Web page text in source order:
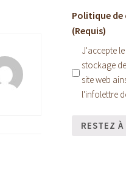
Politique
(Requis)
J'accepte
stockage
site web
l'infolettre